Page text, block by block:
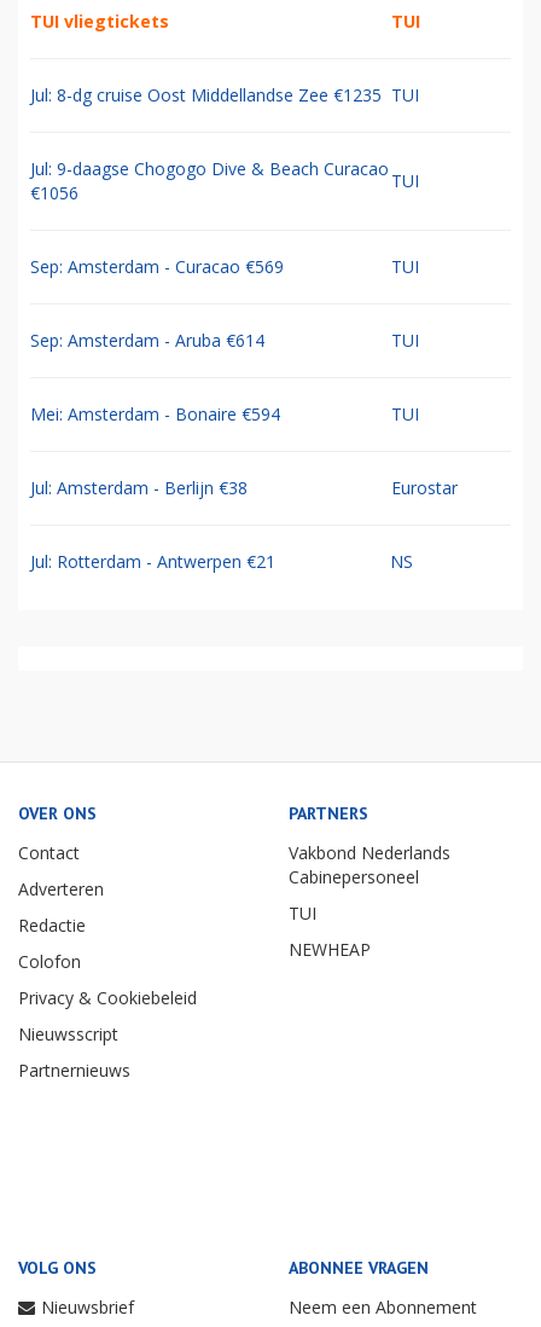
TUI vliegtickets TUI
Jul: 8-dg cruise Oost Middellandse Zee €1235 TUI
Jul: 9-daagse Chogogo Dive & Beach Curacao
€1056
TUI
Sep: Amsterdam - Curacao €569 TUI
Sep: Amsterdam - Aruba €614 TUI
Mei: Amsterdam - Bonaire €594 TUI
Jul: Amsterdam - Berlijn €38 Eurostar
Jul: Rotterdam - Antwerpen €21 NS
OVER ONS
Contact
Adverteren
Redactie
Colofon
Privacy & Cookiebeleid
Nieuwsscript
Partnernieuws
PARTNERS
Vakbond Nederlands
Cabinepersoneel
TUI
NEWHEAP
VOLG ONS
Nieuwsbrief
ABONNEE VRAGEN
Neem een Abonnement